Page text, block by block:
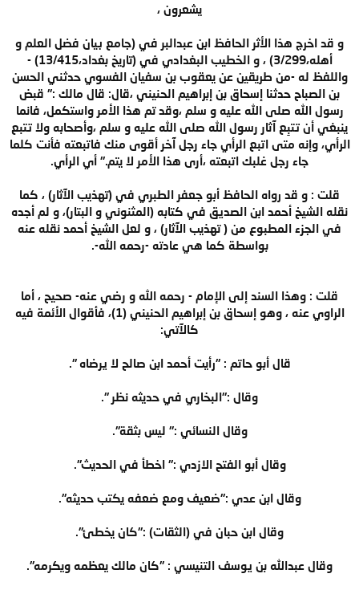
يشعرون ،
و قد اخرج هذا الأثر الحافظ ابن عبدالبر في (جامع بيان فضل العلم و
أهله،3/299) ، و الخطيب البغدادي في (تاريخ بغداد،13/415) -
واللفظ له -من طريقين عن يعقوب بن سفيان الفسوي حدثني الحسن
بن الصباح حدثنا إسحاق بن إبراهيم الحنيني ،قال: قال مالك :" قبض
رسول الله صلى الله عليه و سلم ،وقد تم هذا الأمر واستكمل، فانما
ينبغي أن تتبِع آثار رسول الله صلى الله عليه و سلم ،وأصحابه ولا تتبع
الرأي، وإنه متى اتبع الرأي جاء رجل آخر أقوى منك فاتبعته فأنت كلما
جاء رجل غلبك اتبعته ،أرى هذا الأمر لا يتم." أي الرأي.
قلت : و قد رواه الحافظ أبو جعفر الطبري في (تهذيب الآثار) ، كما
نقله الشيخ أحمد ابن الصديق في كتابه (المثنوني و البتار)، و لم أجده
في الجزء المطبوع من ( تهذيب الآثار) ، و لعل الشيخ أحمد نقله عنه
بواسطة كما هي عادته -رحمه الله-.
قلت : وهذا السند إلى الإمام - رحمه الله و رضي عنه- صحيح ، أما
الراوي عنه ، وهو إسحاق بن إبراهيم الحنيني (1)، فأقوال الأئمة فيه
كالآتي:
قال أبو حاتم : "رأيت أحمد ابن صالح لا يرضاه ".
وقال :"البخاري في حديثه نظر ".
وقال النسائي :" ليس بثقة".
وقال أبو الفتح الازدي :" اخطأ في الحديث".
وقال ابن عدي :"ضعيف ومع ضعفه يكتب حديثه".
وقال ابن حبان في (الثقات) :"كان يخطئ".
وقال عبدالله بن يوسف التنيسي : "كان مالك يعظمه ويكرمه".